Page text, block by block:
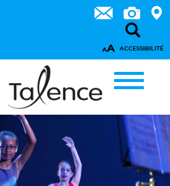
AA ACCESSIBILITÉ